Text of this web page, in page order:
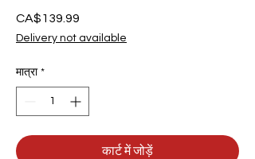
CA$139.99
Delivery not available
मात्रा *
कार्ट में जोड़ें